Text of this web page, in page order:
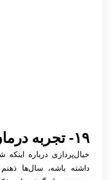
۱۹- تجربه درمان کاکولدیسم
خیال‌پردازی درباره
داشته باشه، سال‌ها